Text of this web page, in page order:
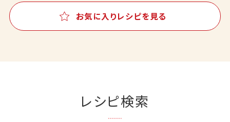
お気に入りレシピを見る
レシピ検索